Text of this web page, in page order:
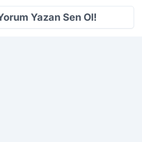
Yazan Sen Ol!